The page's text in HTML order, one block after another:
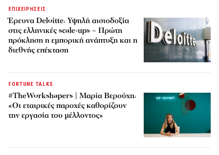
ΕΠΙΧΕΙΡΗΣΕΙΣ
Έρευνα Deloitte: Υψηλή αισιοδοξία
στις ελληνικές scale-ups – Πρώτη
πρόκληση η εμπορική ανάπτυξη και η
διεθνής επέκταση
FORTUNE TALKS
#TheWorkshapers | Μαρία Βερούχη:
«Οι εταιρικές παροχές καθορίζουν
την εργασία του μέλλοντος»